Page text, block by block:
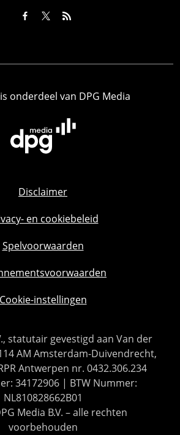
onderdeel van DPG Media
Disclaimer
en cookiebeleid
Spelvoorwaarden
Cookie-instellingen
statutair gevestigd aan Van der
AM Amsterdam-Duivendrecht,
Antwerpen nr. 0432.306.234
34172906 | BTW Nummer:
NL810828662B01
Media B.V. – alle rechten
voorbehouden